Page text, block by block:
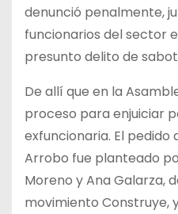
denunció penalmente,
funcionarios del sector
presunto delito de
De allí que en la
proceso para enjuiciar
exfuncionaria. El
Arrobo fue planteado
Moreno y Ana Galarza,
movimiento Construye,